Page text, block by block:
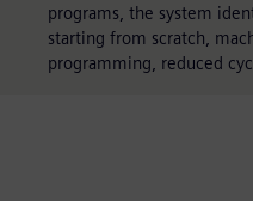
programs, the system
starting from scratch,
programming, reduced